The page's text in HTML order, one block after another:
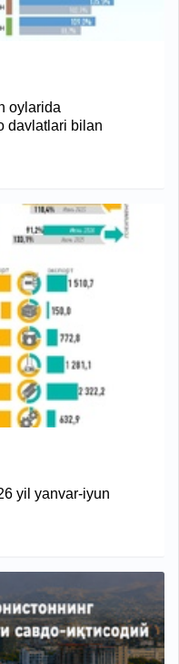
oylarida
davlatlari bilan
yil yanvar-iyun